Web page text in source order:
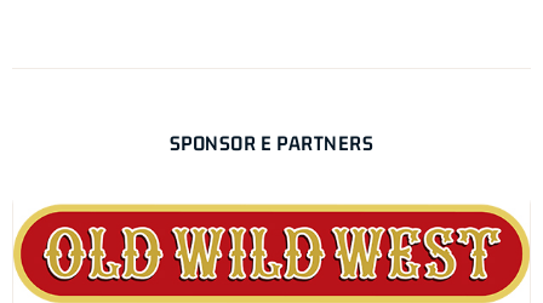
SPONSOR E PARTNERS